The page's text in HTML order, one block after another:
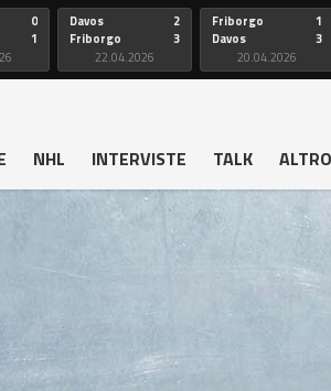
0
1
Davos
Friborgo
2
3
22.04.2026
Friborgo
Davos
1
3
20.04.2026
NHL INTERVISTE TALK ALTRO